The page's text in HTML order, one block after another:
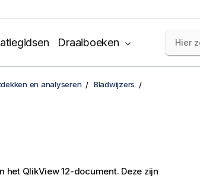
Draaiboeken
en analyseren Bladwijzers
het QlikView 12-document. Deze zijn